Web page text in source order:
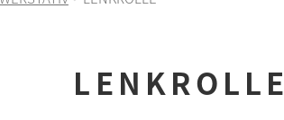
LENKROLLE